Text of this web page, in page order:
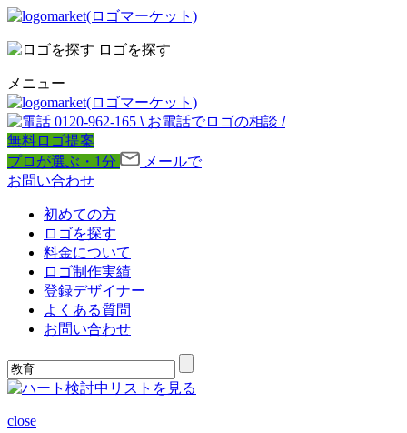
ロゴを探す
メニュー
0120-962-165 \ お電話でロゴの相談 /
無料ロゴ提案
プロが選ぶ・1分
メールで
お問い合わせ
初めての方
ロゴを探す
料金について
ロゴ制作実績
登録デザイナー
よくある質問
お問い合わせ
検討中リストを見る
close